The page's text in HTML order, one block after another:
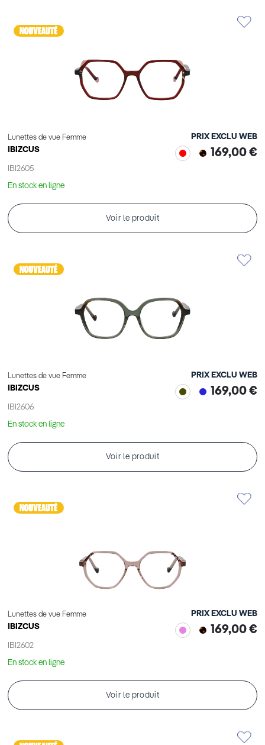
Lunettes de vue Femme
IBIZCUS
IBI2605
PRIX EXCLU WEB
169,00 €
En stock en ligne
Voir le produit
Lunettes de vue Femme
IBIZCUS
IBI2606
PRIX EXCLU WEB
169,00 €
En stock en ligne
Voir le produit
Lunettes de vue Femme
IBIZCUS
IBI2602
PRIX EXCLU WEB
169,00 €
En stock en ligne
Voir le produit